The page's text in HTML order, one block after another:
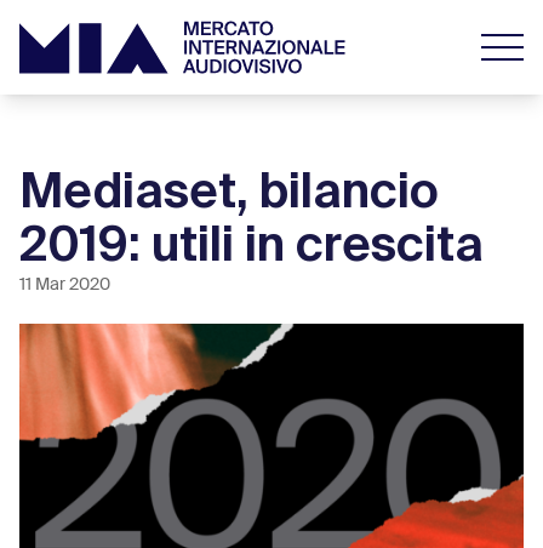
Mediaset, bilancio
2019: utili in crescita
11 Mar 2020